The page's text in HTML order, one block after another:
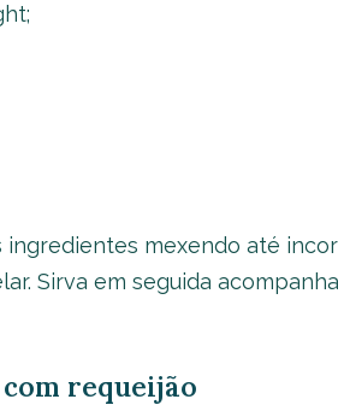
ingredientes mexendo até
Sirva em seguida
requeijão